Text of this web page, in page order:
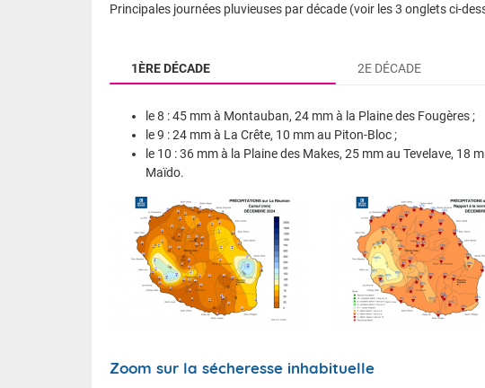
Principales journées pluvieuses par décade (voir les 3 onglets ci-
1ÈRE DÉCADE 2E DÉCADE
le 8 : 45 mm à Montauban, 24 mm à la Plaine des Fougères ;
le 9 : 24 mm à La Crête, 10 mm au Piton-Bloc ;
le 10 : 36 mm à la Plaine des Makes, 25 mm au Tevelave, 18
Maïdo.
le 12 : 33 mm à Takamaka, 13 mm au Brûlé, à Plaine des
à Gros Piton Ste-Rose.
le 23 : 18 mm au Chemin de ceinture, 26 mm à Plaine des
le 29 : 45 mm à Colimaçons, 26 mm à Beauvallon, 10 mm à
le 30 : 113 mm au Tevelave, 85 mm au Dimitile, 53 mm à
et Petite-France ;
le 31 : 111 mm à Beauvallon dont 41 mm en 1h, 31 mm à St-
Zoom sur la sécheresse inhabituelle